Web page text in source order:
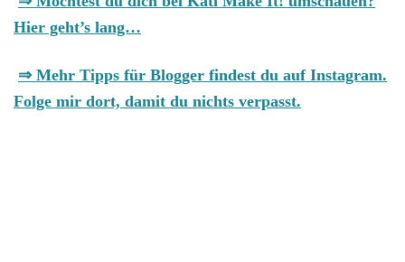
Hier geht’s lang…
⇒ Mehr Tipps für Blogger findest du auf Instagram.
Folge mir dort, damit du nichts verpasst.